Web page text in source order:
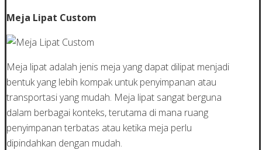
Meja Lipat Custom
Meja lipat adalah jenis meja yang dapat dilipat menjadi
bentuk yang lebih kompak untuk penyimpanan atau
transportasi yang mudah. Meja lipat sangat berguna
dalam berbagai konteks, terutama di mana ruang
penyimpanan terbatas atau ketika meja perlu
dipindahkan dengan mudah.